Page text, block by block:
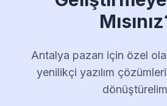
Antalya pazarı için özel
yenilikçi yazılım